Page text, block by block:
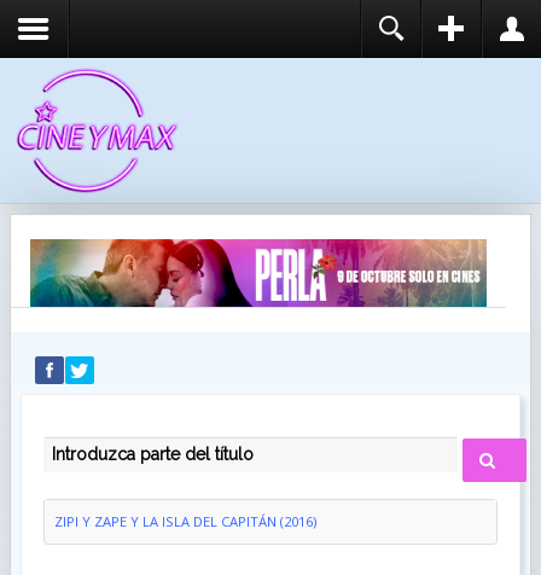
RECUÉRDEME
IDENTIFICARSE
INTRODUZCA PARTE DEL TÍTULO
ZIPI Y ZAPE Y LA ISLA DEL CAPITÁN (2016)